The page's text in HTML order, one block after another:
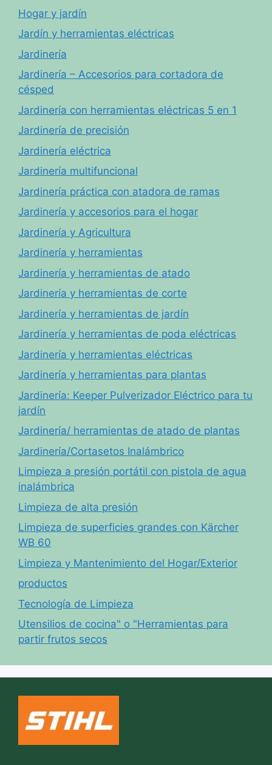
Hogar y jardín
Jardín y herramientas eléctricas
Jardinería
Jardinería – Accesorios para cortadora de
césped
Jardinería con herramientas eléctricas 5 en 1
Jardinería de precisión
Jardinería eléctrica
Jardinería multifuncional
Jardinería práctica con atadora de ramas
Jardinería y accesorios para el hogar
Jardinería y Agricultura
Jardinería y herramientas
Jardinería y herramientas de atado
Jardinería y herramientas de corte
Jardinería y herramientas de jardín
Jardinería y herramientas de poda eléctricas
Jardinería y herramientas eléctricas
Jardinería y herramientas para plantas
Jardinería: Keeper Pulverizador Eléctrico para tu
jardín
Jardinería/ herramientas de atado de plantas
Jardinería/Cortasetos Inalámbrico
Limpieza a presión portátil con pistola de agua
inalámbrica
Limpieza de alta presión
Limpieza de superficies grandes con Kärcher
WB 60
Limpieza y Mantenimiento del Hogar/Exterior
productos
Tecnología de Limpieza
Utensilios de cocina" o "Herramientas para
partir frutos secos